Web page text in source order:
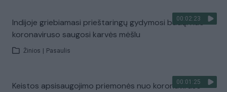
00:02:23
Indijoje griebiamasi prieštaringų gydymosi būdų: nuo
koronaviruso saugosi karvės mėšlu
Žinios Pasaulis
00:01:25
Keistos apsisaugojimo priemonės nuo koronaviruso –